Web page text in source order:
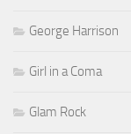
George Harrison
Girl in a Coma
Glam Rock